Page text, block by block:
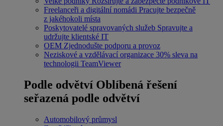
Freelanceři a digitální nomádi Pracujte bezpečně
z jakéhokoli místa
Poskytovatelé spravovaných služeb Spravujte a
udržujte klientské IT
OEM Zjednodušte podporu a provoz
Neziskové a vzdělávací organizace 30% sleva na
technologii TeamViewer
Podle odvětví Oblíbená řešení
seřazená podle odvětví
Automobilový průmysl